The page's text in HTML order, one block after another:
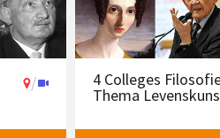
/ 4 Colleges
Thema